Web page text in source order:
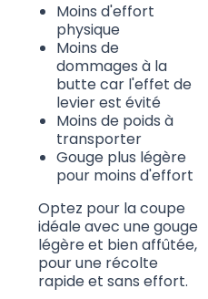
Moins d'effort
physique
Moins de
dommages à la
butte car l'effet de
levier est évité
Moins de poids à
transporter
Gouge plus légère
pour moins d'effort
Optez pour la coupe
idéale avec une gouge
légère et bien affûtée,
pour une récolte
rapide et sans effort.